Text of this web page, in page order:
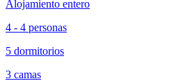
Alojamiento entero
4 - 4 personas
5 dormitorios
3 camas